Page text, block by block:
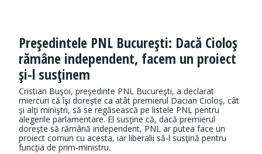
Preşedintele PNL Bucureşti: Dacă Cioloş
rămâne independent, facem un proiect
şi-l susţinem
Cristian Buşoi, preşedinte PNL Bucureşti, a declarat
miercuri că îşi doreşte ca atât premierul Dacian Cioloş, cât
şi alţi miniştri, să se regăsească pe listele PNL pentru
alegerile parlamentare. El susţine că, dacă premierul
doreşte să rămână independent, PNL ar putea face un
proiect comun cu acesta, iar liberalii să-l susţină pentru
funcţia de prim-ministru.